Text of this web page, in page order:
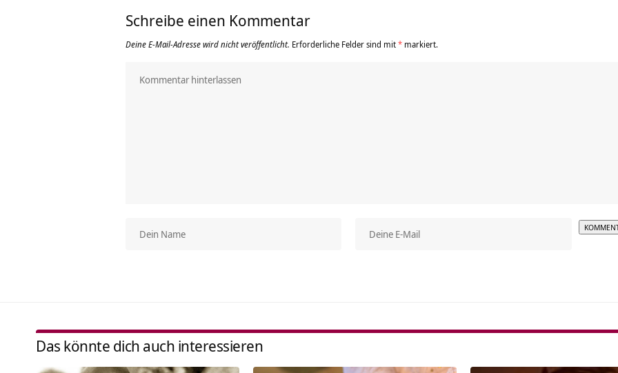
Schreibe einen Kommentar
Deine E-Mail-Adresse wird nicht veröffentlicht. Erforderliche Felder sind mit* markiert.
Das könnte dich auch interessieren